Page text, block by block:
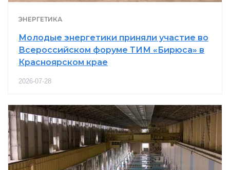
ЭНЕРГЕТИКА
Молодые энергетики приняли участие во
Всероссийском форуме ТИМ «Бирюса» в
Красноярском крае
2026-07-28